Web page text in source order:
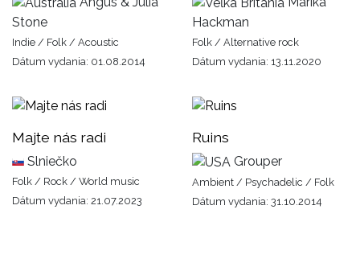
Stone
Indie / Folk / Acoustic
Dátum vydania: 01.08.2014
Hackman
Folk / Alternative rock
Dátum vydania: 13.11.2020
Majte nás radi
Slniečko
Folk / Rock / World music
Dátum vydania: 21.07.2023
Ruins
Grouper
Ambient / Psychadelic / Folk
Dátum vydania: 31.10.2014